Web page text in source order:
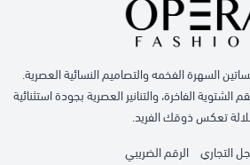
السهرة الفخمه والتصاميم النسائية العصرية.
الشتوية الفاخرة، والتنانير العصرية بجودة استثنائية
تعكس ذوقك الفريد.
التجاري
الرقم الضريبي